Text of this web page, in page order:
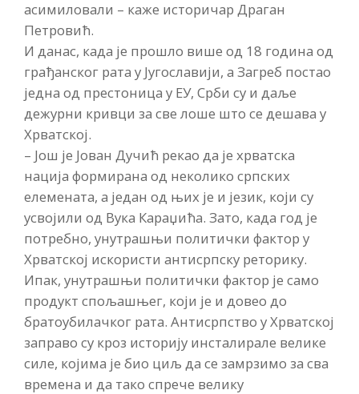
асимиловали – каже историчар Драган
Петровић.
И данас, када је прошло више од 18 година од
грађанског рата у Југославији, а Загреб постао
једна од престоница у ЕУ, Срби су и даље
дежурни кривци за све лоше што се дешава у
Хрватској.
– Још је Јован Дучић рекао да је хрватска
нација формирана од неколико српских
елемената, а један од њих је и језик, који су
усвојили од Вука Караџића. Зато, када год је
потребно, унутрашњи политички фактор у
Хрватској искористи антисрпску реторику.
Ипак, унутрашњи политички фактор је само
продукт спољашњег, који је и довео до
братоубилачког рата. Антисрпство у Хрватској
заправо су кроз историју инсталирале велике
силе, којима је био циљ да се замрзимо за сва
времена и да тако спрече велику